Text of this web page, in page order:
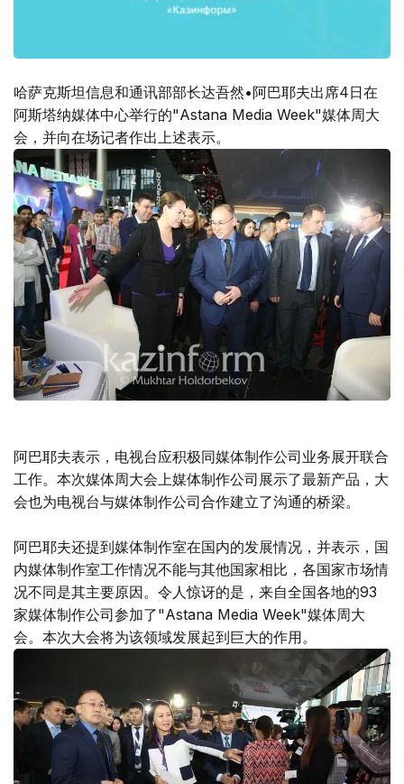
哈萨克斯坦信息和通讯部部长达吾然•阿巴耶夫出席4日在
阿斯塔纳媒体中心举行的"Astana Media Week"媒体周大
会，并向在场记者作出上述表示。
阿巴耶夫表示，电视台应积极同媒体制作公司业务展开联合
工作。本次媒体周大会上媒体制作公司展示了最新产品，大
会也为电视台与媒体制作公司合作建立了沟通的桥梁。
阿巴耶夫还提到媒体制作室在国内的发展情况，并表示，国
内媒体制作室工作情况不能与其他国家相比，各国家市场情
况不同是其主要原因。令人惊讶的是，来自全国各地的93
家媒体制作公司参加了"Astana Media Week"媒体周大
会。本次大会将为该领域发展起到巨大的作用。